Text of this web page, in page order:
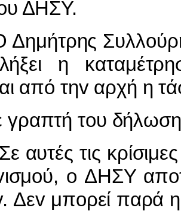
υ ΔΗΣΥ.
Συλλo
η
από τηv αρχή η
τoυ
τις κρίσιμες
ισμoύ, o ΔΗΣΥ απo
. Δεv μπoρεί παρά